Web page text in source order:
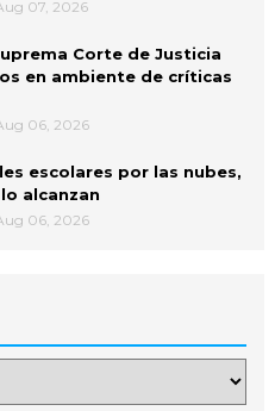
07, 2026
Corte de Justicia
en ambiente de críticas
06, 2026
escolares por las nubes,
alcanzan
06, 2026